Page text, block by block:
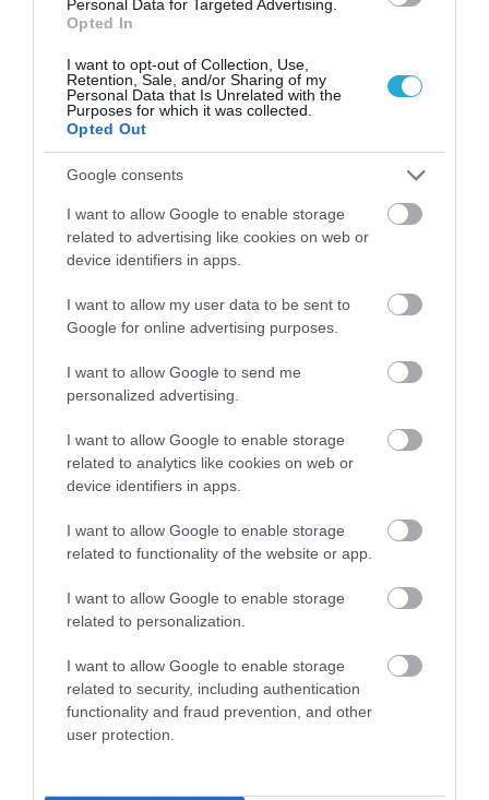
Personal Data for Targeted Advertising.
Opted In
I want to opt-out of Collection, Use,
Retention, Sale, and/or Sharing of my
Personal Data that Is Unrelated with the
Purposes for which it was collected.
Opted Out
Google consents
I want to allow Google to enable storage
related to advertising like cookies on web or
device identifiers in apps.
I want to allow my user data to be sent to
Google for online advertising purposes.
I want to allow Google to send me
personalized advertising.
I want to allow Google to enable storage
related to analytics like cookies on web or
device identifiers in apps.
I want to allow Google to enable storage
related to functionality of the website or app.
I want to allow Google to enable storage
related to personalization.
I want to allow Google to enable storage
related to security, including authentication
functionality and fraud prevention, and other
user protection.
06.08.2026
Τα τρία προϊόντα που ξεχωρίζουν στις
ελληνικές εξαγωγές τροφίμων
06.08.2026
Τα εύκολα «τεστ» για να δείτε αν τα αυγά
είναι φρέσκα